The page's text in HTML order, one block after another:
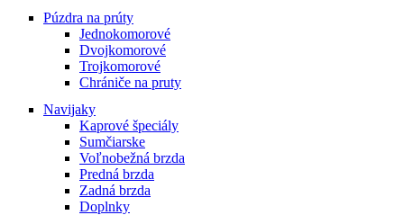
Púzdra na prúty
Jednokomorové
Dvojkomorové
Trojkomorové
Chrániče na pruty
Navijaky
Kaprové špeciály
Sumčiarske
Voľnobežná brzda
Predná brzda
Zadná brzda
Doplnky